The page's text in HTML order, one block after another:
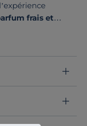
frais et
de la
une promenade
pur et tonique
de la nature,